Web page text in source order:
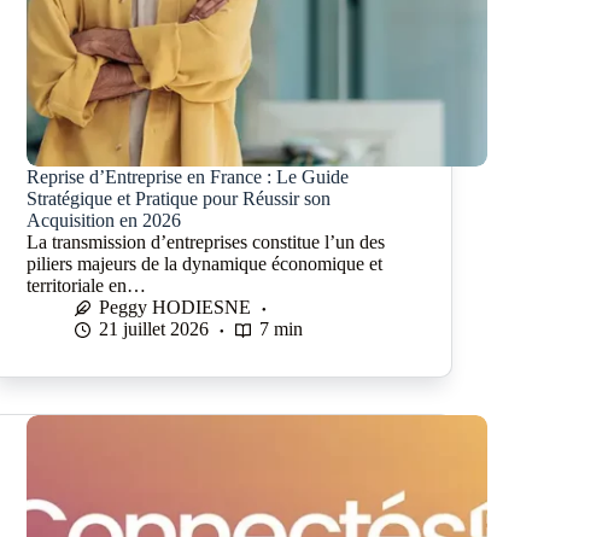
Reprise d’Entreprise en France : Le Guide
Stratégique et Pratique pour Réussir son
Acquisition en 2026
La transmission d’entreprises constitue l’un des
piliers majeurs de la dynamique économique et
territoriale en…
Peggy HODIESNE
21 juillet 2026
7 min